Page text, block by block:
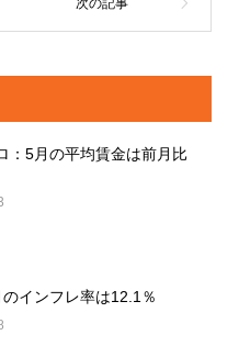
：5月の平均賃金は前月比
インフレ率は12.1％